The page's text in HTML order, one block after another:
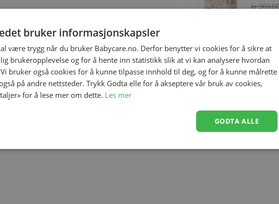
kr
fargerike venner som holder små hender opptatt.
og lyder. Barnevognleketøyet har en bitering som
egnet for både hjemmelek og turgåing. Fest
det travelt mens du er ute på tur.
bruker informasjonskapsler
være trygg når du bruker Babycare.no. Derfor benytter vi cookies for å sikre at
brukeropplevelse og for å hente inn statistikk slik at vi kan analysere hvordan
bruker også cookies for å kunne tilpasse innhold til deg, og for å kunne målrette
på andre nettsteder. Trykk Godta elle for å akseptere vår bruk av cookies,
for å lese mer om dette. Les mer
GODTA ALLE